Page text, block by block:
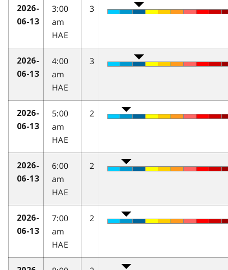
2026-
06-13
3:00
am
HAE
3
2026-
06-13
4:00
am
HAE
3
2026-
06-13
5:00
am
HAE
2
2026-
06-13
6:00
am
HAE
2
2026-
06-13
7:00
am
HAE
2